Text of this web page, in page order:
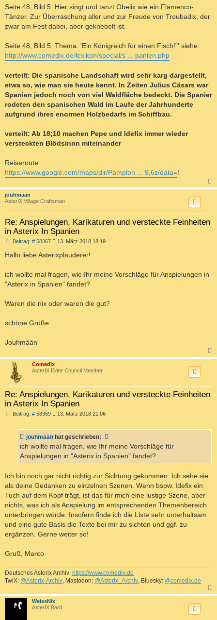
Seite 48, Bild 5: Hier singt und tanzt Obelix wie ein Flamenco-
Tänzer. Zur Überraschung aller und zur Freude von Troubadix, der
zwar am Fest dabei, aber geknebelt ist.
Seite 48, Bild 5: Thema: 'Ein Königreich für einen Fisch!"' siehe:
http://www.comedix.de/lexikon/special/s ... panien.php
verteilt: Die spanische Landschaft wird sehr karg dargestellt,
etwa so, wie man sie heute kennt. In Zeiten Julius Cäsars war
Spanien jedoch noch von viel Waldfläche bedeckt. Die Spanier
rodeten den spanischen Wald im Laufe der Jahrhunderte
aufgrund ihres enormen Holzbedarfs im Schiffbau.
verteilt: Ab 18;10 machen Pepe und Idefix immer wieder
versteckten Blödsinnn miteinander
Reiseroute
https://www.google.com/maps/dir/Pamplon ... 9,6z/data=!
a
jouhmään
AsterIX Village Craftsman
Re: Anspielungen, Karikaturen und versteckte Feinheiten
in Asterix In Spanien
Beitrag: # 58367B
i
a
g
13. März 2018 18:19
Hallo liebe Asterixplauderer!
ich wollte mal fragen, wie Ihr meine Vorschläge für Anspielungen in
"Asterix in Spanien" fandet?
Waren die nix oder waren die gut?
schöne Grüße
Jouhmään
a
Comedix
AsterIX Elder Council Member
Re: Anspielungen, Karikaturen und versteckte Feinheiten
in Asterix In Spanien
Beitrag: # 58369B
r
a
13. März 2018 21:06
jouhmään hat geschrieben:
ich wollte mal fragen, wie Ihr meine Vorschläge für
Anspielungen in "Asterix in Spanien" fandet?
Ich bin noch gar nicht richtig zur Sichtung gekommen. Ich sehe sie
als deine Gedanken zu einzelnen Szenen. Wenn bspw. Idefix ein
Tuch auf dem Kopf trägt, ist das für mich eine lustige Szene, aber
nichts, was ich als Anspielung im entsprechenden Themenbereich
unterbringen würde. Insofern finde ich die Liste sehr unterhaltsam
und eine gute Basis die Texte bei mir zu sichten und ggf. zu
ergänzen. Gerne weiter so!
Gruß, Marco
Deutsches Asterix Archiv: https://www.comedix.de
TwiX: @Asterix-Archiv, Mastodon: @Asterix_Archiv, Bluesky: @comedix.de
a
WeissNix
AsterIX Bard